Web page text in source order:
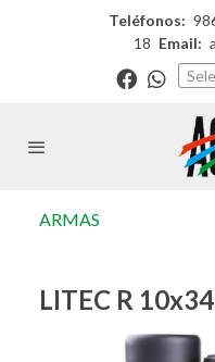
Teléfonos:
18 Email:
ARMAS
LITEC R 10x34